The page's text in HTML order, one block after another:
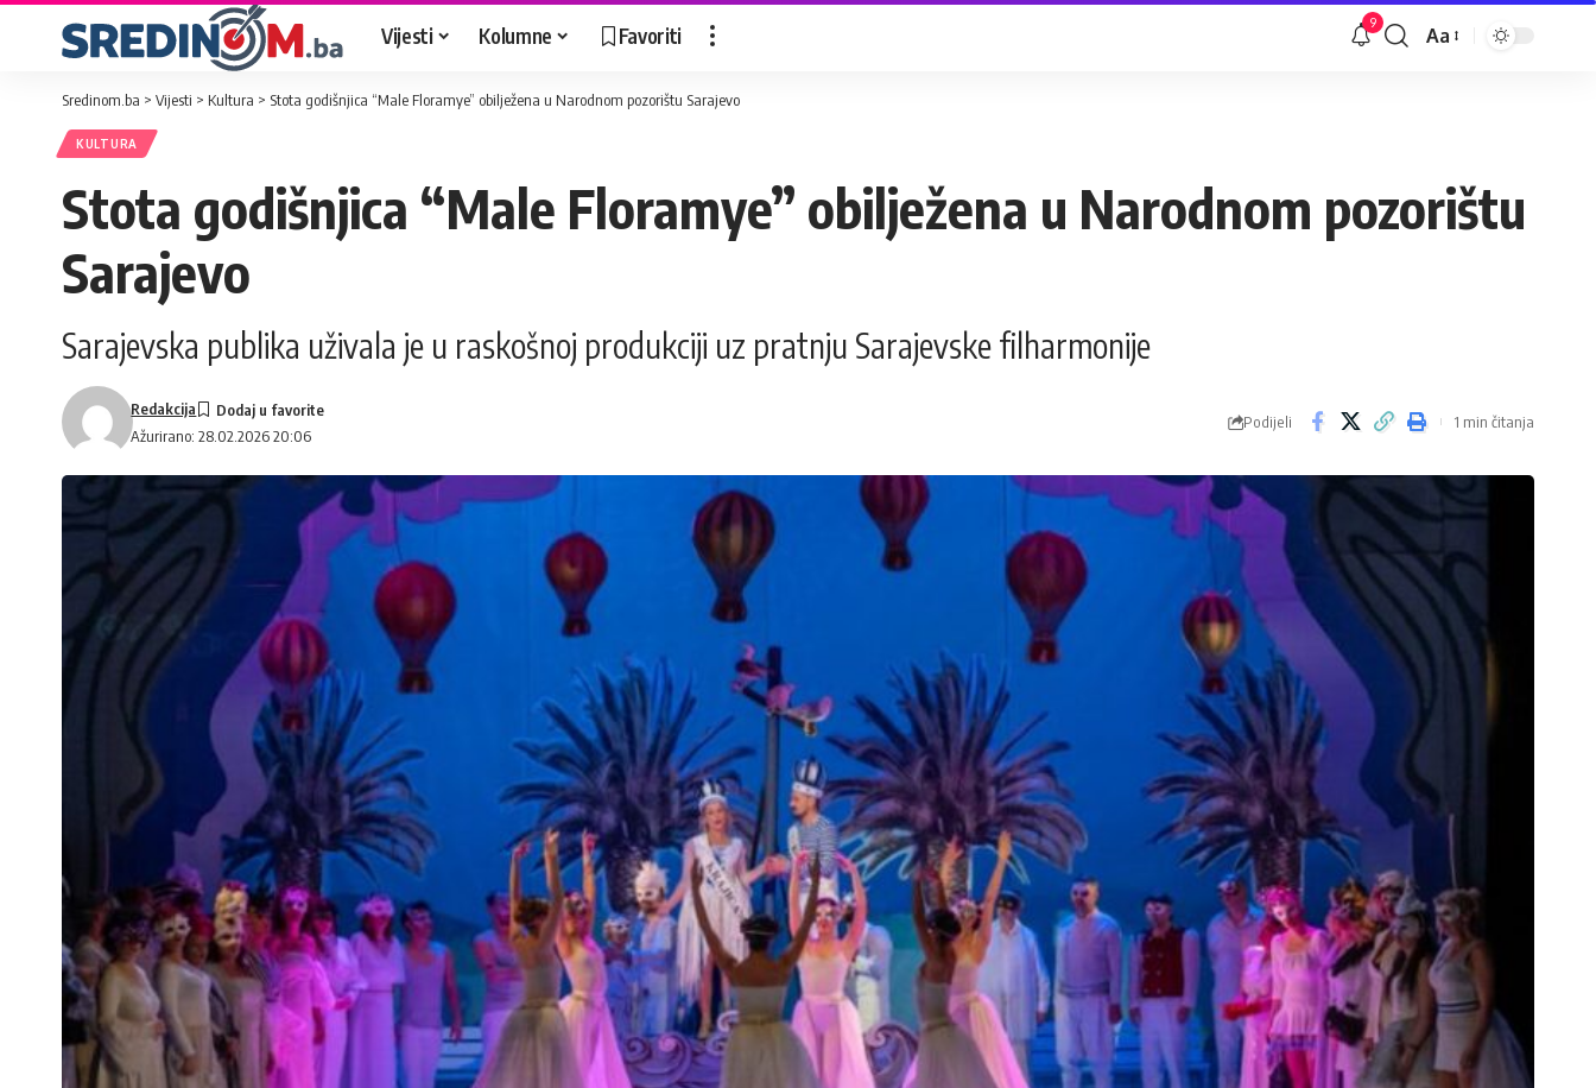
Vijesti Kolumne Favoriti 9
Veličina
Aa
Sredinom.ba > Vijesti > Kultura > Stota godišnjica “Male Floramye” obilježena u Narodnom pozorištu Sarajevo
KULTURA
Stota godišnjica “Male Floramye” obilježena u Narodnom pozorištu
Sarajevo
Sarajevska publika uživala je u raskošnoj produkciji uz pratnju Sarajevske filharmonije
Ažurirano: 28.02.2026 20:06
Redakcija
Podijeli 1 min čitanja